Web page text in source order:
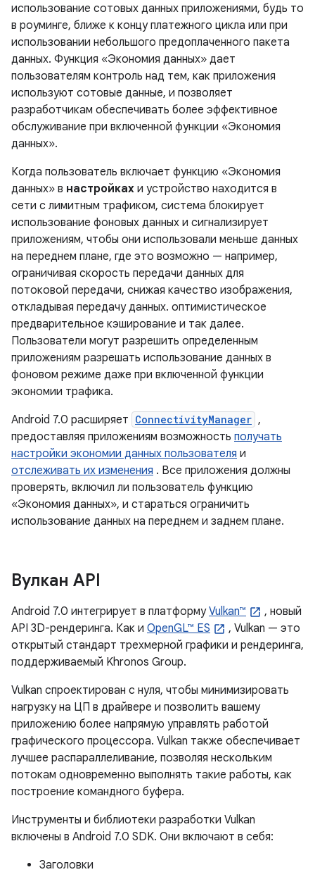
использование сотовых данных приложениями, будь то
в роуминге, ближе к концу платежного цикла или при
использовании небольшого предоплаченного пакета
данных. Функция «Экономия данных» дает
пользователям контроль над тем, как приложения
используют сотовые данные, и позволяет
разработчикам обеспечивать более эффективное
обслуживание при включенной функции «Экономия
данных».
Когда пользователь включает функцию «Экономия
данных» в настройках и устройство находится в
сети с лимитным трафиком, система блокирует
использование фоновых данных и сигнализирует
приложениям, чтобы они использовали меньше данных
на переднем плане, где это возможно — например,
ограничивая скорость передачи данных для
потоковой передачи, снижая качество изображения,
откладывая передачу данных. оптимистическое
предварительное кэширование и так далее.
Пользователи могут разрешить определенным
приложениям разрешать использование данных в
фоновом режиме даже при включенной функции
экономии трафика.
Android 7.0 расширяет ConnectivityManager ,
предоставляя приложениям возможность получать
настройки экономии данных пользователя и
отслеживать их изменения . Все приложения должны
проверять, включил ли пользователь функцию
«Экономия данных», и стараться ограничить
использование данных на переднем и заднем плане.
Вулкан API
Android 7.0 интегрирует в платформуVulkan™
, новый
API 3D-рендеринга. Как и OpenGL™ ES
, Vulkan — это
открытый стандарт трехмерной графики и рендеринга,
поддерживаемый Khronos Group.
Vulkan спроектирован с нуля, чтобы минимизировать
нагрузку на ЦП в драйвере и позволить вашему
приложению более напрямую управлять работой
графического процессора. Vulkan также обеспечивает
лучшее распараллеливание, позволяя нескольким
потокам одновременно выполнять такие работы, как
построение командного буфера.
Инструменты и библиотеки разработки Vulkan
включены в Android 7.0 SDK. Они включают в себя:
Заголовки